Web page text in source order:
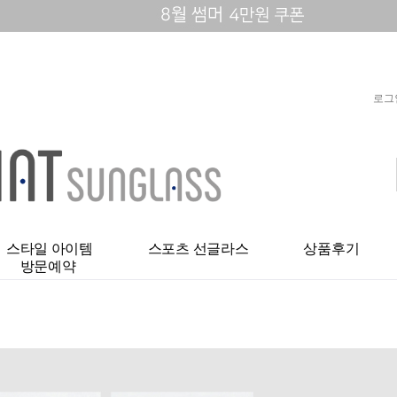
로그
스타일 아이템 스포츠 선글라스
상품후기
방문예약